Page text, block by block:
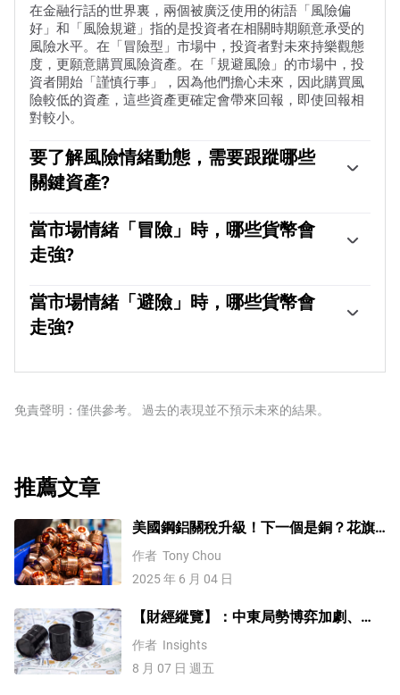
在金融行話的世界裏，兩個被廣泛使用的術語「風險偏
好」和「風險規避」指的是投資者在相關時期願意承受的
風險水平。在「冒險型」市場中，投資者對未來持樂觀態
度，更願意購買風險資產。在「規避風險」的市場中，投
資者開始「謹慎行事」，因為他們擔心未來，因此購買風
險較低的資產，這些資產更確定會帶來回報，即使回報相
對較小。
要了解風險情緒動態，需要跟蹤哪些
關鍵資產?
品(黃金除外)也會升值，因為它們受益於積極的增長前
景。大宗商品出口大國的貨幣因需求增加而走強，加密貨
幣上漲。在「規避風險」的市場中，債券——尤其是主要
美元等避險貨幣都受益。
當市場情緒「冒險」時，哪些貨幣會
走強?
南非蘭特(ZAR)等次要外匯，都傾向於在「風險偏好」的
市場中上漲。這是因為這些貨幣的經濟增長嚴重依賴大宗
商品出口，而大宗商品在風險偏好時期往往會上漲。這是
需求將會增加。
當市場情緒「避險」時，哪些貨幣會
走強?
元(JPY)和瑞士法郎(CHF)。美元，因為它是世界儲備貨
安全的，因為世界上最大的經濟體不太可能違約。日元受
者提供了加強的資本保護。
免責聲明：僅供參考。 過去的表現並不預示未來的結果。
推薦文章
美國鋼鋁關稅升級！下一個是銅？花旗
這樣說
作者 Tony Chou
2025 年 6 月 04 日
【財經縱覽】：中東局勢博弈加劇、
WTI原油漲超4%，10年期美債殖利率、
美元反彈，道指終結五連漲！
作者 Insights
8 月 07 日 週五